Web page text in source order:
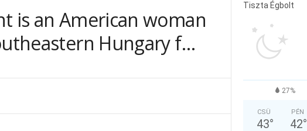
is an American woman
Hungary f…
Tiszta Égbolt
27%
CSÜ
43°
PÉN
42°